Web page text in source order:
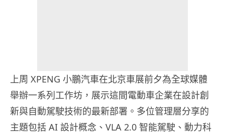
上周 XPENG 小鵬汽車在北京車展前夕為全球媒體
舉辦一系列工作坊，展示這間電動車企業在設計創
新與自動駕駛技術的最新部署。多位管理層分享的
主題包括 AI 設計概念、VLA 2.0 智能駕駛、動力科